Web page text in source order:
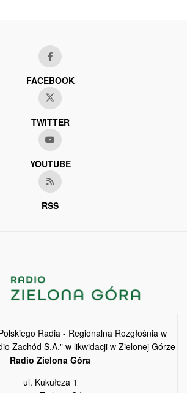
FACEBOOK
TWITTER
YOUTUBE
RSS
Radia - Regionalna Rozgłośnia w
Zachód S.A." w likwidacji w Zielonej Górze
Radio Zielona Góra
ul. Kukułcza 1